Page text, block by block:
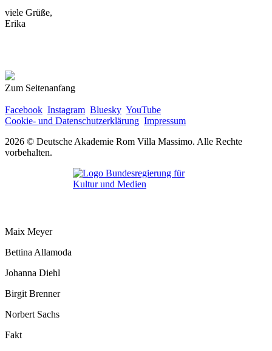
viele Grüße,
Erika
Zum Seitenanfang
Facebook Instagram Bluesky YouTube
Cookie- und Datenschutzerklärung Impressum
2026 © Deutsche Akademie Rom Villa Massimo. Alle Rechte
vorbehalten.
Maix Meyer
Bettina Allamoda
Johanna Diehl
Birgit Brenner
Norbert Sachs
Fakt